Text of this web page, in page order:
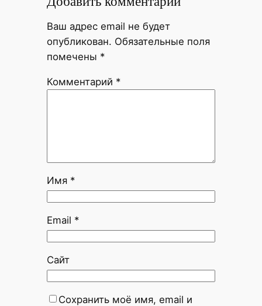
Ваш адрес email не будет
опубликован. Обязательные поля
помечены *
Комментарий *
Имя *
Email *
Сайт
Сохранить моё имя, email и